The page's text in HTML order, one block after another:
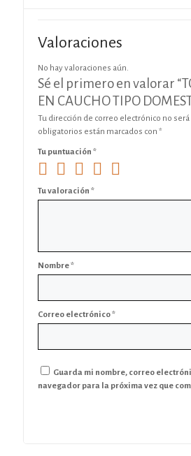
Valoraciones
No hay valoraciones aún.
Sé el primero en valorar
EN CAUCHO TIPO
Tu dirección de correo electrónico no
obligatorios están marcados con *
Tu puntuación *
Tu valoración *
Nombre*
Correo electrónico*
Guarda mi nombre, correo
navegador para la próxima vez que